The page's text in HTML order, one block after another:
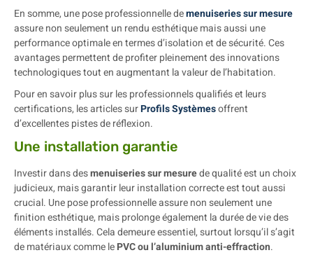
En somme, une pose professionnelle demenuiseries sur mesure
assure non seulement un rendu esthétique mais aussi une
performance optimale en termes d’isolation et de sécurité. Ces
avantages permettent de profiter pleinement des innovations
technologiques tout en augmentant la valeur de l’habitation.
Pour en savoir plus sur les professionnels qualifiés et leurs
certifications, les articles surProfils Systèmesoffrent
d’excellentes pistes de réflexion.
Une installation garantie
Investir dans desmenuiseries sur mesurede qualité est un choix
judicieux, mais garantir leur installation correcte est tout aussi
crucial. Une pose professionnelle assure non seulement une
finition esthétique, mais prolonge également la durée de vie des
éléments installés. Cela demeure essentiel, surtout lorsqu’il s’agit
de matériaux comme lePVC ou l’aluminium anti-effraction.